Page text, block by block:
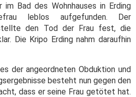
Bad des Wohnhauses in Erding
leblos aufgefunden. Der
den Tod der Frau fest, die
Die Kripo Erding nahm daraufhin
der angeordneten Obduktion und
besteht nun gegen den
dass er seine Frau getötet hat.